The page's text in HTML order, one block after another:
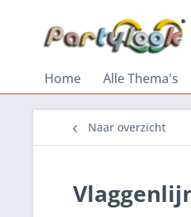
Home Alle Thema's
Naar overzicht